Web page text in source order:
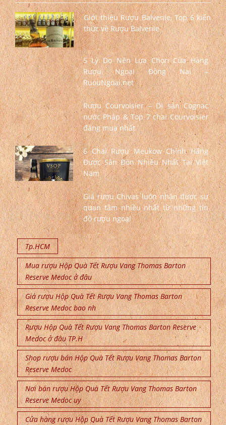
Giới thiệu Rượu Balvenie, Top 6 kiến
thức về Rượu Balvenie
5 Lý Do Nên Lựa Chọn Cửa Hàng
Rượu Ngoại Đồng Nai –
RuouNgoai.net
Rượu Courvoisier – Di sản Cognac
nước Pháp & Top 7 chai Courvoisier
đáng mua nhất
6 Chai Rượu Meukow Chính Hãng
Được Săn Đón Nhiều Nhất Tại Việt
Nam
Giá rượu Chivas luôn nhận được sự
quan tâm nhiều nhất từ những tín
đồ rượu ngoại
Tp.HCM
Mua rượu Hộp Quà Tết Rượu Vang Thomas Barton
Reserve Medoc ở đâu
Giá rượu Hộp Quà Tết Rượu Vang Thomas Barton
Reserve Medoc bao nh
Rượu Hộp Quà Tết Rượu Vang Thomas Barton Reserve
Medoc ở đâu TP.H
Shop rượu bán Hộp Quà Tết Rượu Vang Thomas Barton
Reserve Medoc
Nơi bán rượu Hộp Quà Tết Rượu Vang Thomas Barton
Reserve Medoc uy
Cửa hàng rượu Hộp Quà Tết Rượu Vang Thomas Barton